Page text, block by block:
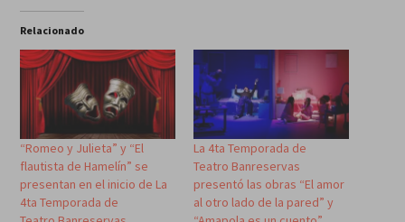
Relacionado
“Romeo y Julieta” y “El
flautista de Hamelín” se
presentan en el inicio de La
4ta Temporada de
La 4ta Temporada de
Teatro Banreservas
presentó las obras “El amor
al otro lado de la pared” y